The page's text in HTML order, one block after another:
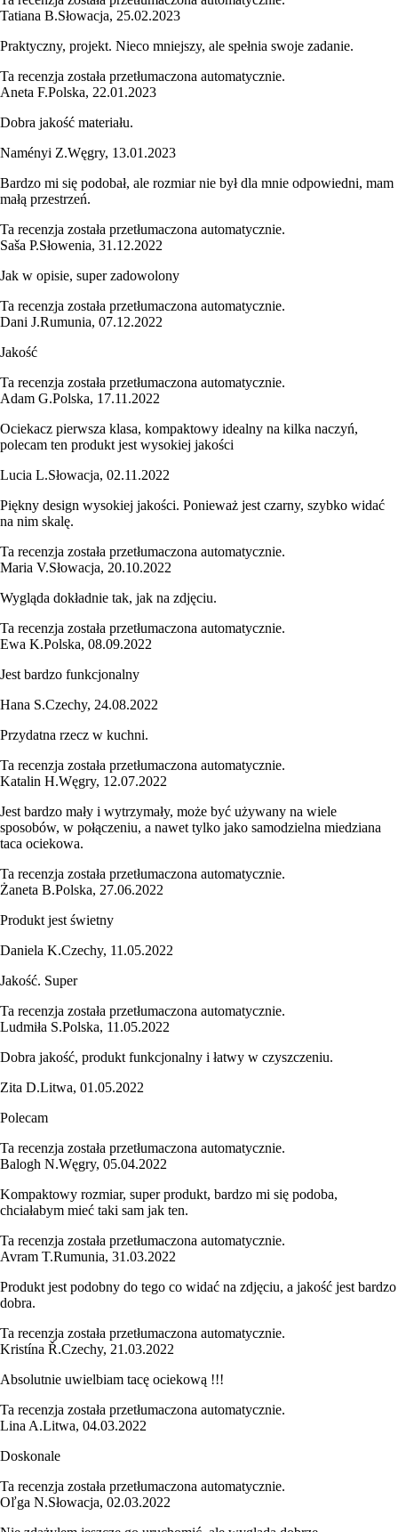
Tatiana B.Słowacja, 25.02.2023
Praktyczny, projekt. Nieco mniejszy, ale spełnia swoje zadanie.
Ta recenzja została przetłumaczona automatycznie.
Aneta F.Polska, 22.01.2023
Dobra jakość materiału.
Naményi Z.Węgry, 13.01.2023
Bardzo mi się podobał, ale rozmiar nie był dla mnie odpowiedni, mam
małą przestrzeń.
Ta recenzja została przetłumaczona automatycznie.
Saša P.Słowenia, 31.12.2022
Jak w opisie, super zadowolony
Ta recenzja została przetłumaczona automatycznie.
Dani J.Rumunia, 07.12.2022
Jakość
Ta recenzja została przetłumaczona automatycznie.
Adam G.Polska, 17.11.2022
Ociekacz pierwsza klasa, kompaktowy idealny na kilka naczyń,
polecam ten produkt jest wysokiej jakości
Lucia L.Słowacja, 02.11.2022
Piękny design wysokiej jakości. Ponieważ jest czarny, szybko widać
na nim skalę.
Ta recenzja została przetłumaczona automatycznie.
Maria V.Słowacja, 20.10.2022
Wygląda dokładnie tak, jak na zdjęciu.
Ta recenzja została przetłumaczona automatycznie.
Ewa K.Polska, 08.09.2022
Jest bardzo funkcjonalny
Hana S.Czechy, 24.08.2022
Przydatna rzecz w kuchni.
Ta recenzja została przetłumaczona automatycznie.
Katalin H.Węgry, 12.07.2022
Jest bardzo mały i wytrzymały, może być używany na wiele
sposobów, w połączeniu, a nawet tylko jako samodzielna miedziana
taca ociekowa.
Ta recenzja została przetłumaczona automatycznie.
Żaneta B.Polska, 27.06.2022
Produkt jest świetny
Daniela K.Czechy, 11.05.2022
Jakość. Super
Ta recenzja została przetłumaczona automatycznie.
Ludmiła S.Polska, 11.05.2022
Dobra jakość, produkt funkcjonalny i łatwy w czyszczeniu.
Zita D.Litwa, 01.05.2022
Polecam
Ta recenzja została przetłumaczona automatycznie.
Balogh N.Węgry, 05.04.2022
Kompaktowy rozmiar, super produkt, bardzo mi się podoba,
chciałabym mieć taki sam jak ten.
Ta recenzja została przetłumaczona automatycznie.
Avram T.Rumunia, 31.03.2022
Produkt jest podobny do tego co widać na zdjęciu, a jakość jest bardzo
dobra.
Ta recenzja została przetłumaczona automatycznie.
Kristína Ř.Czechy, 21.03.2022
Absolutnie uwielbiam tacę ociekową !!!
Ta recenzja została przetłumaczona automatycznie.
Lina A.Litwa, 04.03.2022
Doskonale
Ta recenzja została przetłumaczona automatycznie.
Oľga N.Słowacja, 02.03.2022